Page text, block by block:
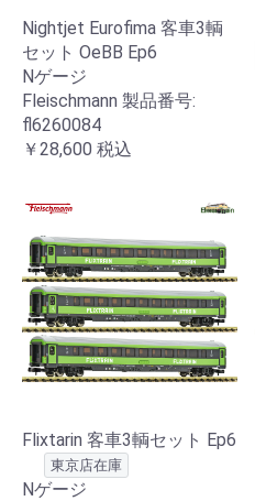
Nightjet Eurofima 客車3輌
セット OeBB Ep6
Nゲージ
Fleischmann 製品番号:
fl6260084
￥28,600 税込
Flixtarin 客車3輌セット Ep6
東京店在庫
Nゲージ